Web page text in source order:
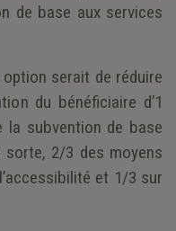
de base aux services
option serait de réduire
du bénéficiaire d’1
la subvention de base
sorte, 2/3 des moyens
et 1/3 sur